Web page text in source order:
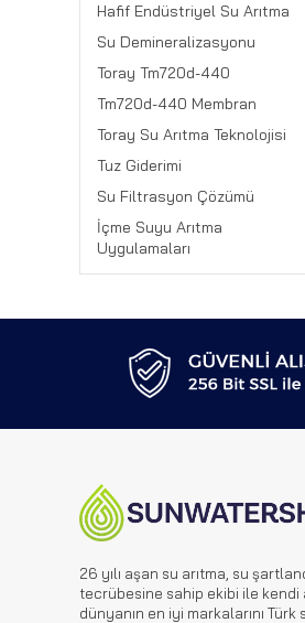
Hafif Endüstriyel Su Arıtma
Su Demineralizasyonu
Toray Tm720d-440
Tm720d-440 Membran
Toray Su Arıtma Teknolojisi
Tuz Giderimi
Su Filtrasyon Çözümü
İçme Suyu Arıtma
Uygulamaları
26 yılı aşan su arıtma, su
tecrübesine sahip ekibi ile kendi
dünyanın en iyi markalarını Türk